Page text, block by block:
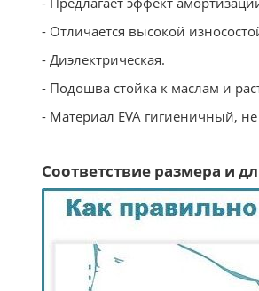
- Отличается высокой
- Диэлектрическая.
- Подошва стойка к маслам и
- Материал EVA гигиеничный,
Соответствие размера и